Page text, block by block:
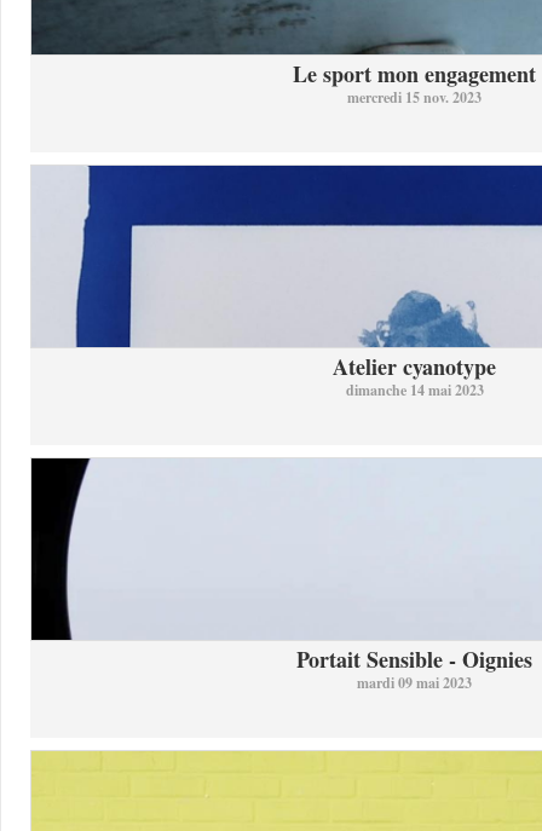
Le sport mon engagement
mercredi 15 nov. 2023
Atelier cyanotype
dimanche 14 mai 2023
Portait Sensible - Oignies
mardi 09 mai 2023